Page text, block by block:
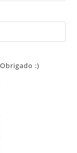
:)